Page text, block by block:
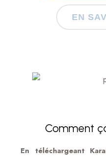
EN
Comment
En téléchargeant